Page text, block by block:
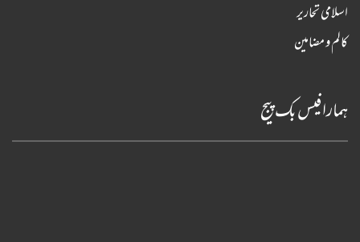
اسلامی تحاریر
کالم و مضامین
ہمارا فیس بک پیج